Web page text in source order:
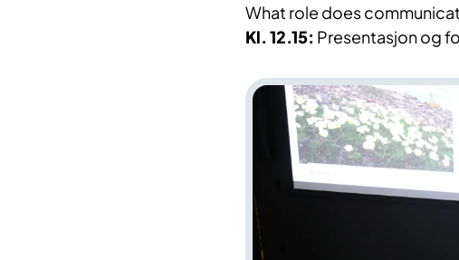
What role does
Kl. 12.15: Presentasjon og